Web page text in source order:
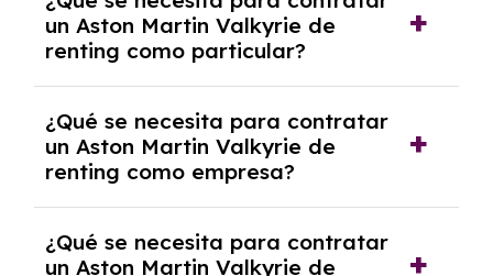
pero puede haber penalizaciones por
cancelación anticipada. Es importante revisar
las condiciones del contrato y hablar con un
experto que te asesore.
un Aston Martin Valkyrie de
renting como particular?
y, en algunos casos, una consulta de solvencia
crediticia y un pago inicial.
¿Qué se necesita para contratar
un Aston Martin Valkyrie de
renting como empresa?
documentación financiera y, en algunos
¿Qué se necesita para contratar
un Aston Martin Valkyrie de